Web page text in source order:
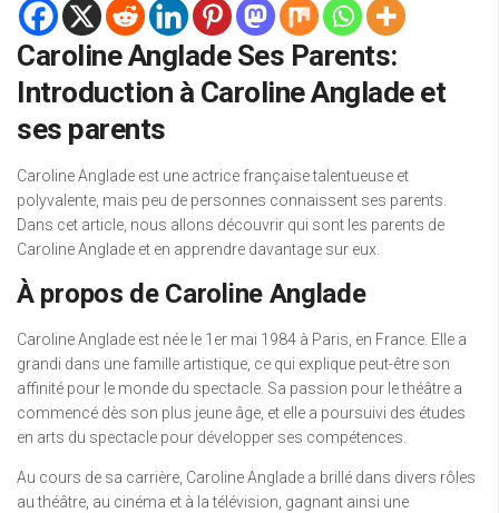
Caroline Anglade Ses Parents:
Introduction à Caroline Anglade et
ses parents
Caroline Anglade est une actrice française talentueuse et
polyvalente, mais peu de personnes connaissent ses parents.
Dans cet article, nous allons découvrir qui sont les parents de
Caroline Anglade et en apprendre davantage sur eux.
À propos de Caroline Anglade
Caroline Anglade est née le 1er mai 1984 à Paris, en France. Elle a
grandi dans une famille artistique, ce qui explique peut-être son
affinité pour le monde du spectacle. Sa passion pour le théâtre a
commencé dès son plus jeune âge, et elle a poursuivi des études
en arts du spectacle pour développer ses compétences.
Au cours de sa carrière, Caroline Anglade a brillé dans divers rôles
au théâtre, au cinéma et à la télévision, gagnant ainsi une